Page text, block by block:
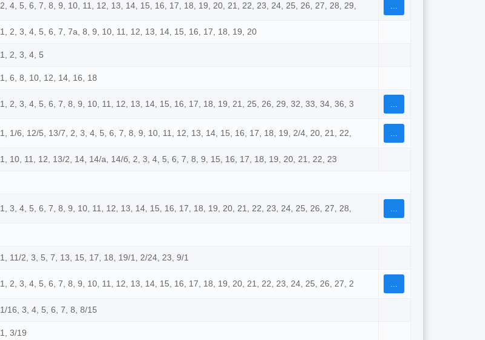
2, 4, 5, 6, 7, 8, 9, 10, 11, 12, 13, 14, 15, 16, 17, 18, 19, 20, 21, 22, 23, 24, 25, 26, 27, 28, 29, ...
1, 2, 3, 4, 5, 6, 7, 7а, 8, 9, 10, 11, 12, 13, 14, 15, 16, 17, 18, 19, 20
1, 2, 3, 4, 5
1, 6, 8, 10, 12, 14, 16, 18
1, 2, 3, 4, 5, 6, 7, 8, 9, 10, 11, 12, 13, 14, 15, 16, 17, 18, 19, 21, 25, 26, 29, 32, 33, 34, 36, 3 ...
1, 1/6, 12/5, 13/7, 2, 3, 4, 5, 6, 7, 8, 9, 10, 11, 12, 13, 14, 15, 16, 17, 18, 19, 2/4, 20, 21, 22, ...
1, 10, 11, 12, 13/2, 14, 14/а, 14/б, 2, 3, 4, 5, 6, 7, 8, 9, 15, 16, 17, 18, 19, 20, 21, 22, 23
1, 3, 4, 5, 6, 7, 8, 9, 10, 11, 12, 13, 14, 15, 16, 17, 18, 19, 20, 21, 22, 23, 24, 25, 26, 27, 28, ...
1, 11/2, 3, 5, 7, 13, 15, 17, 18, 19/1, 2/24, 23, 9/1
1, 2, 3, 4, 5, 6, 7, 8, 9, 10, 11, 12, 13, 14, 15, 16, 17, 18, 19, 20, 21, 22, 23, 24, 25, 26, 27, 2 ...
1/16, 3, 4, 5, 6, 7, 8, 8/15
1, 3/19